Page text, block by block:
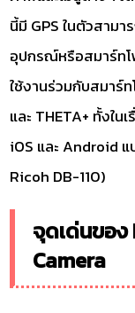
นี้มี GPS ในตัวสาม
อุปกรณ์หรือสมาร์ทโ
ใช้งานร่วมกับสมาร์
และ THETA+ ทั้งใ
iOS และ Android
Ricoh DB-110)
จุดเด่นของ
Camera